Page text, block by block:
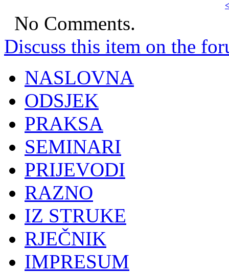
No Comments.
Discuss this item on the
NASLOVNA
ODSJEK
PRAKSA
SEMINARI
PRIJEVODI
RAZNO
IZ STRUKE
RJEČNIK
IMPRESUM